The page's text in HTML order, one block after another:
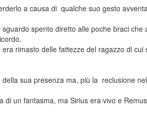
a causa di qualche suo gesto
spento diretto alle poche braci che
rimasto delle fattezze del ragazzo di
sua presenza ma, più la reclusione
un fantasma, ma Sirius era vivo e